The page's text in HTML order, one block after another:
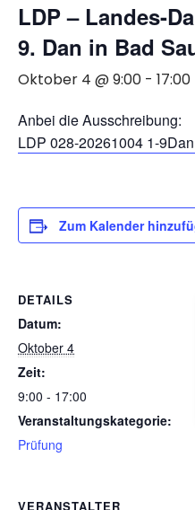
LDP – Landes-
9. Dan in Bad
Oktober 4 @ 9:00 - 17:00
Anbei die Ausschreibung:
LDP 028-20261004 1-
Zum Kalender
DETAILS
Datum:
Oktober 4
Zeit:
9:00 - 17:00
Veranstaltungskategorie:
Prüfung
VERANSTALTER